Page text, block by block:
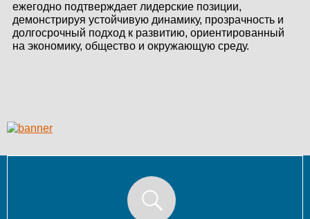
ежегодно подтверждает лидерские позиции,
демонстрируя устойчивую динамику, прозрачность и
долгосрочный подход к развитию, ориентированный
на экономику, общество и окружающую среду.